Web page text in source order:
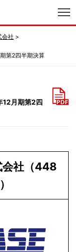
会社
第2四半期決算
12月期第2四
会社（448